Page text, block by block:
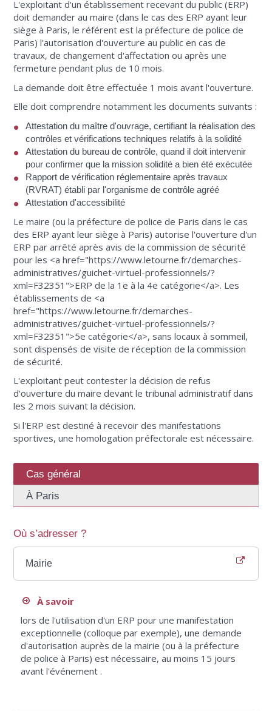
L'exploitant d'un établissement recevant du public (ERP)
doit demander au maire (dans le cas des ERP ayant leur
siège à Paris, le référent est la préfecture de police de
Paris) l'autorisation d'ouverture au public en cas de
travaux, de changement d'affectation ou après une
fermeture pendant plus de 10 mois.
La demande doit être effectuée 1 mois avant l'ouverture.
Elle doit comprendre notamment les documents suivants :
Attestation du maître d'ouvrage, certifiant la réalisation des
contrôles et vérifications techniques relatifs à la solidité
Attestation du bureau de contrôle, quand il doit intervenir
pour confirmer que la mission solidité a bien été exécutée
Rapport de vérification réglementaire après travaux
(RVRAT) établi par l'organisme de contrôle agréé
Attestation d'accessibilité
Le maire (ou la préfecture de police de Paris dans le cas
des ERP ayant leur siège à Paris) autorise l'ouverture d'un
ERP par arrêté après avis de la commission de sécurité
pour les <a href="https://www.letourne.fr/demarches-
administratives/guichet-virtuel-professionnels/?
xml=F32351">ERP de la 1e à la 4e catégorie</a>. Les
établissements de <a
href="https://www.letourne.fr/demarches-
administratives/guichet-virtuel-professionnels/?
xml=F32351">5e catégorie</a>, sans locaux à sommeil,
sont dispensés de visite de réception de la commission
de sécurité.
L'exploitant peut contester la décision de refus
d'ouverture du maire devant le tribunal administratif dans
les 2 mois suivant la décision.
Si l'ERP est destiné à recevoir des manifestations
sportives, une homologation préfectorale est nécessaire.
Cas général
À Paris
Où s’adresser ?
Mairie
À savoir
lors de l'utilisation d'un ERP pour une manifestation
exceptionnelle (colloque par exemple), une demande
d'autorisation auprès de la mairie (ou à la préfecture
de police à Paris) est nécessaire, au moins 15 jours
avant l'événement .